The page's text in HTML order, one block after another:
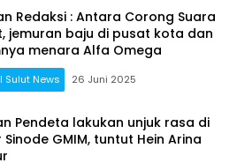
Redaksi : Antara Corong Suara
jemuran baju di pusat kota dan
menara Alfa Omega
Sulut News 26 Juni 2025
Pendeta lakukan unjuk rasa di
GMIM, tuntut Hein Arina